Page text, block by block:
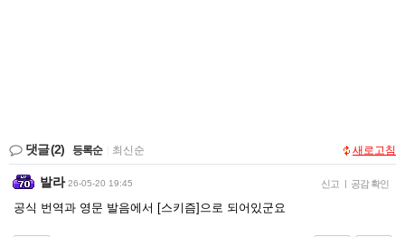
댓글(2) 등록순 최신순 새로고침
발라 26-05-20 19:45 신고 | 공감 확인
공식 번역과 영문 발음에서 [스키즘]으로 되어있군요